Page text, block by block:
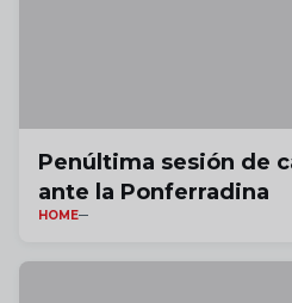
Penúltima sesión de
ante la Ponferradina
HOME